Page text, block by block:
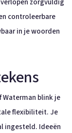
zorgvuldig
controleerbare
in je woorden
Waterman blink je
flexibiliteit. Je
ingesteld. Ideeën